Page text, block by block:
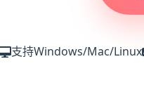
支持Windows/Mac/Linux